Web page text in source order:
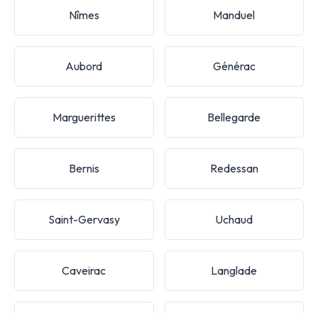
Nîmes Manduel
Aubord Générac
Marguerittes Bellegarde
Bernis Redessan
Saint-Gervasy Uchaud
Caveirac Langlade